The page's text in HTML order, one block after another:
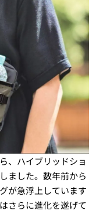
、ハイブリッドショ
ました。数年前から
が急浮上しています
さらに進化を遂げて